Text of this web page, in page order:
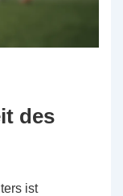
des
ist